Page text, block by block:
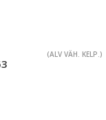
(ALV VÄH. KELP.)